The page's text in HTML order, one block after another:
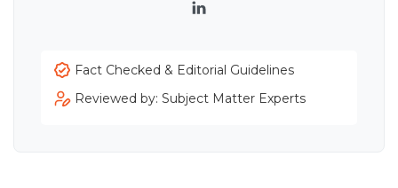
LinkedIn
Fact Checked & Editorial Guidelines
Reviewed by: Subject Matter Experts